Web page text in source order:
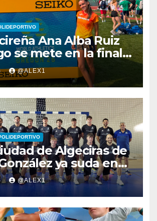
Ana Alba Ruiz
se mete en la final
Sub-20 con el
de 4×400
@ALEX1
de Algeciras de
ya suda en
con dos
Florin Pop y Álex
@ALEX1